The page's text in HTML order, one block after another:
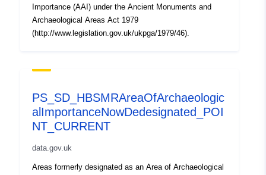
Importance (AAI) under the Ancient Monuments and
Archaeological Areas Act 1979
(http://www.legislation.gov.uk/ukpga/1979/46).
PS_SD_HBSMRAreaOfArchaeologic
alImportanceNowDedesignated_POI
NT_CURRENT
data.gov.uk
Areas formerly designated as an Area of Archaeological